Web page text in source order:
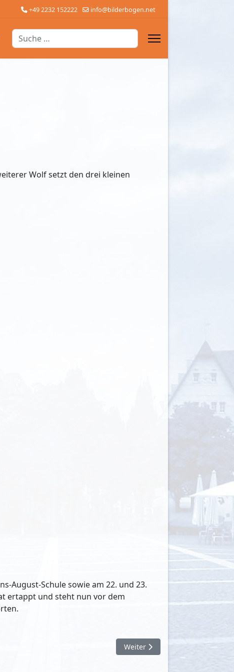
+49 2232 152222 info@bilderbogen.net
Suchen
Wolf setzt den drei kleinen
August-Schule sowie am 22. und 23.
ertappt und steht nun vor dem
Nächster Beitrag: Interview mit
Weiter